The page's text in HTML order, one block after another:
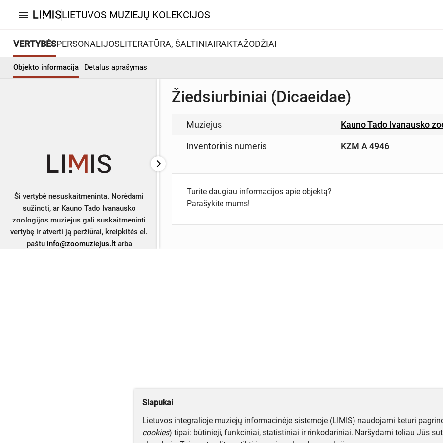
menu LIETUVOS MUZIEJŲ KOLEKCIJOS
VERTYBĖSPERSONALIJOSLITERATŪRA, ŠALTINIAIRAKTAŽODŽIAI
Objekto informacija Detalus aprašymas
Ši vertybė nesuskaitmeninta. Norėdami
sužinoti, ar Kauno Tado Ivanausko
zoologijos muziejus gali suskaitmeninti
vertybę ir atverti ją peržiūrai, kreipkitės el.
paštu info@zoomuziejus.ltarba
Žiedsiurbiniai (Dicaeidae)
Muziejus Kauno Tado Ivanausko
Inventorinis numeris KZM A 4946
Turite daugiau informacijos apie objektą?
Parašykite mums!
Slapukai
Lietuvos integralioje muziejų informacinėje sistemoje (LIMIS) naudojami keturi
cookies) tipai: būtinieji, funkciniai, statistiniai ir rinkodariniai. Naršydami toliau Jūs